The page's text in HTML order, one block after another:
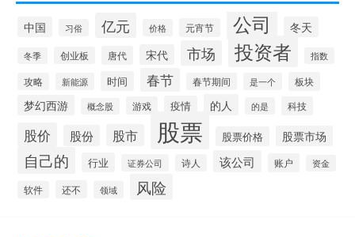
中国 习俗 亿元 价格 元宵节 公司 冬天
冬季 创业板 唐代 宋代 市场 投资者 指数
攻略 新能源 时间 春节 春节期间 是一个 板块
梦幻西游 概念股 游戏 疫情 的人 的是 科技
股价 股份 股市 股票 股票价格 股票市场
自己的 行业 证券公司 诗人 该公司 账户 资金
软件 还不 领域 风险